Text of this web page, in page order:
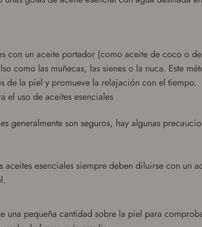
con un aceite portador (como aceite de coco o
como las muñecas, las sienes o la nuca. Este
de la piel y promueve la relajación con el tiempo.
el uso de aceites esenciales
generalmente son seguros, hay algunas
aceites esenciales siempre deben diluirse con un
una pequeña cantidad sobre la piel para